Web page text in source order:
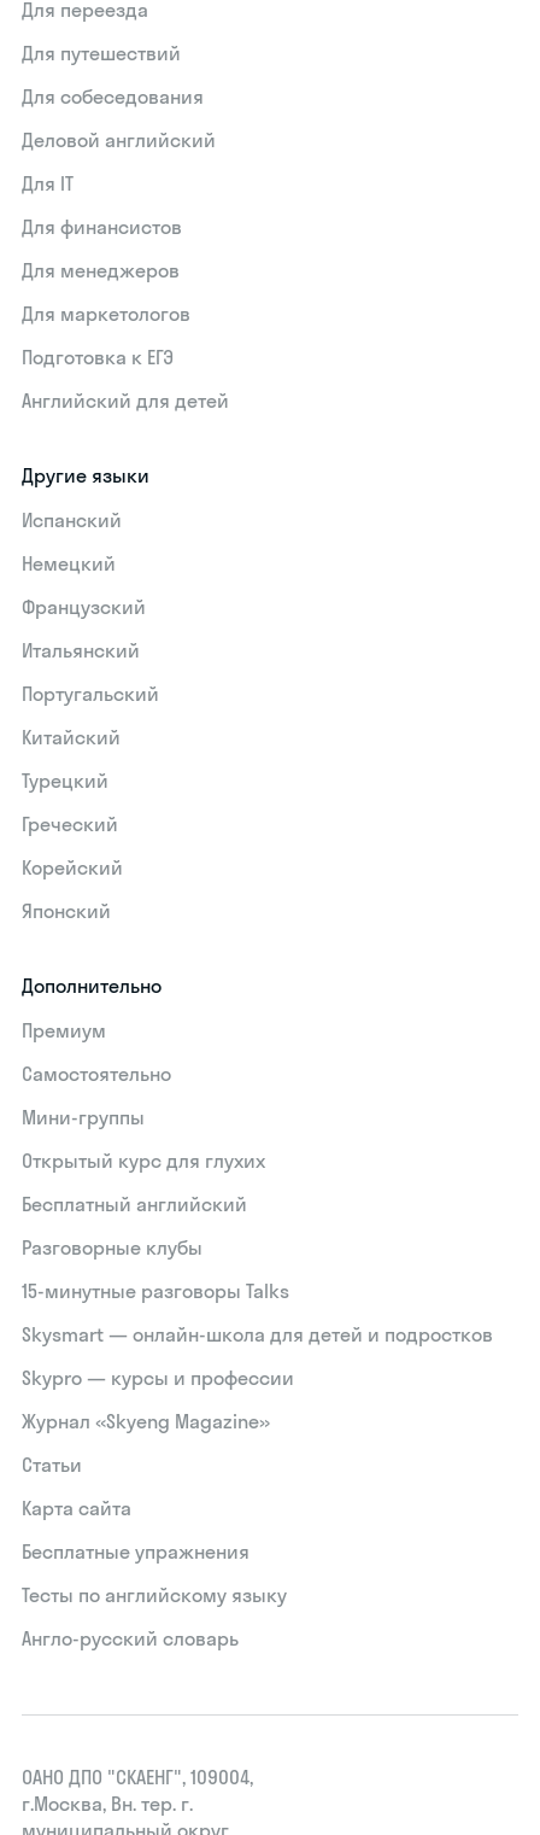
Для переезда
Для путешествий
Для собеседования
Деловой английский
Для IT
Для финансистов
Для менеджеров
Для маркетологов
Подготовка к ЕГЭ
Английский для детей
Другие языки
Испанский
Немецкий
Французский
Итальянский
Португальский
Китайский
Турецкий
Греческий
Корейский
Японский
Дополнительно
Премиум
Самостоятельно
Мини-группы
Открытый курс для глухих
Бесплатный английский
Разговорные клубы
15‑минутные разговоры Talks
Skysmart — онлайн-школа для детей и подростков
Skypro — курсы и профессии
Журнал «Skyeng Magazine»
Статьи
Карта сайта
Бесплатные упражнения
Тесты по английскому языку
Англо-русский словарь
ОАНО ДПО "СКАЕНГ", 109004,
г.Москва, Вн. тер. г.
муниципальный округ